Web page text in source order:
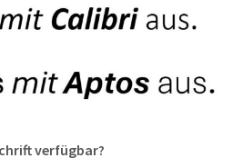
verfügbar?